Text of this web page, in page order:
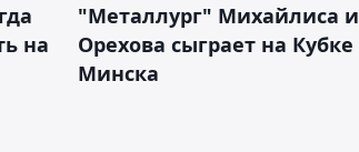
на
"Металлург" Михайлиса и
Орехова сыграет на Кубке
Минска